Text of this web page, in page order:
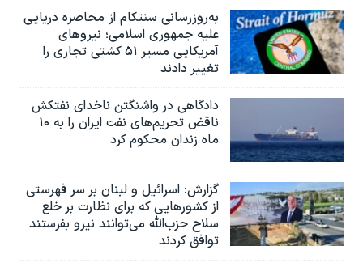
به‌روزرسانی سنتکام از محاصره دریایی
علیه جمهوری اسلامی؛ نیروهای
آمریکایی مسیر ۵۱ کشتی تجاری را
تغییر دادند
دادگاهی در واشنگتن ناخدای نفتکش
ناقض تحریم‌های نفت ایران را به ۱۰
ماه زندان محکوم کرد
گزارش‌: اسرائيل و لبنان بر سر فهرستی
از کشورهایی که برای نظارت بر خلع
سلاح حزب‌الله می‌توانند نیرو بفرستند
توافق کردند